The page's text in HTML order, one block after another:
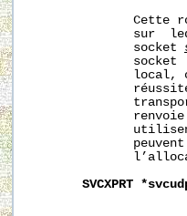
Cette
sur
              socket
socket
local,
SVCXPRT